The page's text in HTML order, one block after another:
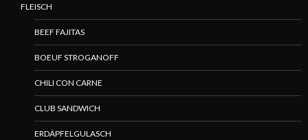
FLEISCH
BEEF FAJITAS
BOEUF STROGANOFF
CHILI CON CARNE
CLUB SANDWICH
ERDÄPFELGULASCH